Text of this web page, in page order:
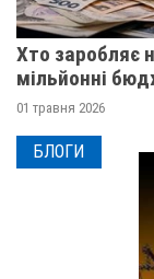
Хто заробляє
мільйонні
01 травня 2026
БЛОГИ